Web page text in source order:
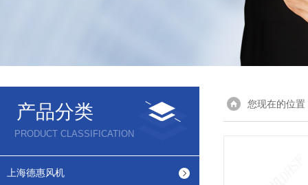
产品分类
PRODUCT CLASSIFICATION
上海德惠风机
您现在的位置